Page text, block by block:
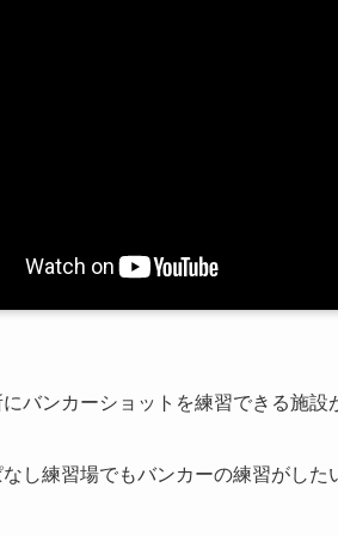
にバンカーショットを練習できる施設
なし練習場でもバンカーの練習がした